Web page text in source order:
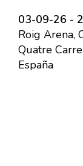
03-09-26 -
Roig Arena,
Quatre
España